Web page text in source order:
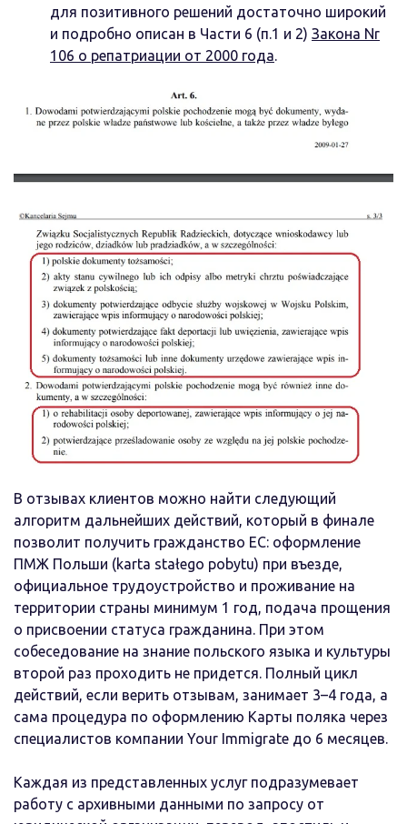
для позитивного решений достаточно широкий
и подробно описан в Части 6 (п.1 и 2) Закона Nr
106 о репатриации от 2000 года.
В отзывах клиентов можно найти следующий
алгоритм дальнейших действий, который в финале
позволит получить гражданство ЕС: оформление
ПМЖ Польши (karta stałego pobytu) при въезде,
официальное трудоустройство и проживание на
территории страны минимум 1 год, подача прощения
о присвоении статуса гражданина. При этом
собеседование на знание польского языка и культуры
второй раз проходить не придется. Полный цикл
действий, если верить отзывам, занимает 3–4 года, а
сама процедура по оформлению Карты поляка через
специалистов компании Your Immigrate до 6 месяцев.
Каждая из представленных услуг подразумевает
работу с архивными данными по запросу от